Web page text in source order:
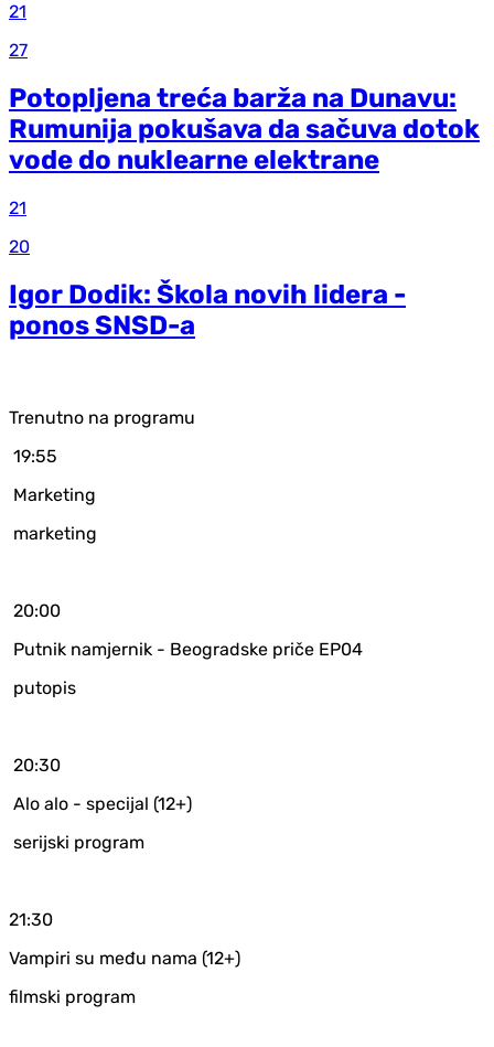
21
27
Potopljena treća barža na Dunavu:
Rumunija pokušava da sačuva dotok
vode do nuklearne elektrane
21
20
Igor Dodik: Škola novih lidera -
ponos SNSD-a
Trenutno na programu
19:55
Marketing
marketing
20:00
Putnik namjernik - Beogradske priče EP04
putopis
20:30
Alo alo - specijal (12+)
serijski program
21:30
Vampiri su među nama (12+)
filmski program